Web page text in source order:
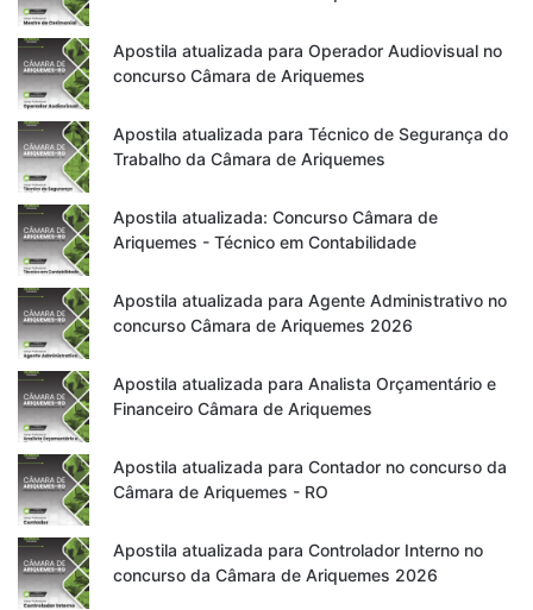
Apostila atualizada para Operador Audiovisual no
concurso Câmara de Ariquemes
Apostila atualizada para Técnico de Segurança do
Trabalho da Câmara de Ariquemes
Apostila atualizada: Concurso Câmara de
Ariquemes - Técnico em Contabilidade
Apostila atualizada para Agente Administrativo no
concurso Câmara de Ariquemes 2026
Apostila atualizada para Analista Orçamentário e
Financeiro Câmara de Ariquemes
Apostila atualizada para Contador no concurso da
Câmara de Ariquemes - RO
Apostila atualizada para Controlador Interno no
concurso da Câmara de Ariquemes 2026